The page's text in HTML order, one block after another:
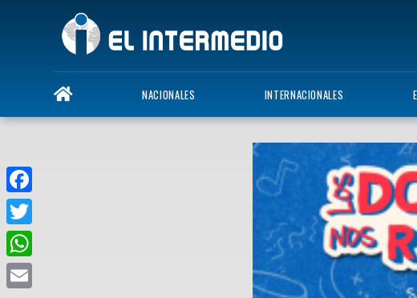
NACIONALES INTERNACIONALES
Facebook
Twitter
WhatsApp